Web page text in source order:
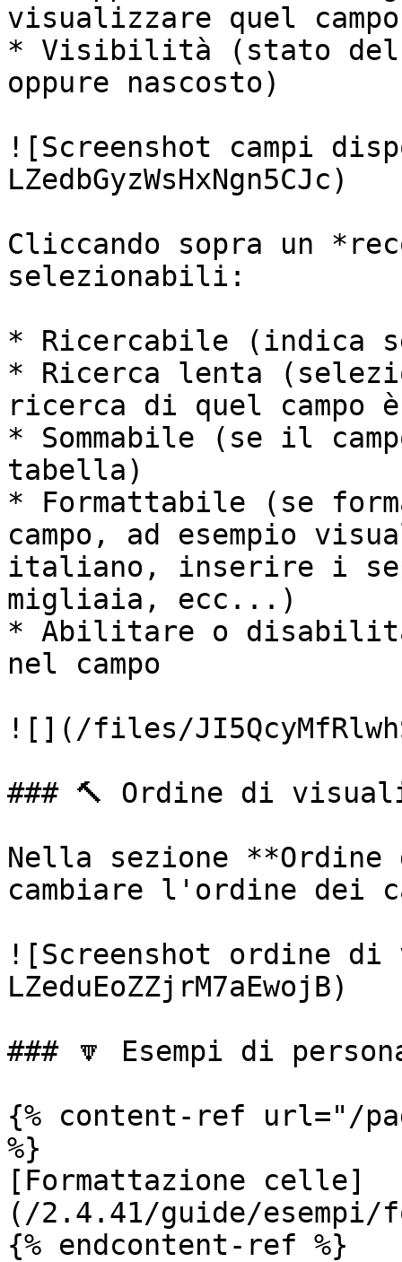
visualizzare quel
* Visibilità (stato del
oppure nascosto)
![Screenshot campi
LZedbGyzWsHxNgn5CJc)
Cliccando sopra un
selezionabili:
* Ricercabile (indica
* Ricerca lenta
ricerca di quel campo
* Sommabile (se il
tabella)
* Formattabile (se
campo, ad esempio
italiano, inserire i
migliaia, ecc...)
* Abilitare o
nel campo
![](/files/
### 🔨 Ordine di
Nella sezione
cambiare l'ordine dei
![Screenshot ordine
LZeduEoZZjrM7aEwojB)
### 🔽 Esempi di
{% content-ref url="/
%}
[Formattazione celle]
(/2.4.41/guide/esempi/
{% endcontent-ref %}